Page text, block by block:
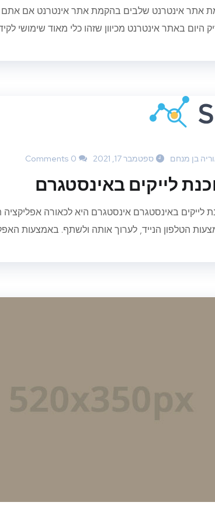
אתר אינטרנט שלבים בהקמת אתר אינטרנט אם אתם
היום באתר אינטרנט מכיוון שזהו כלי מאוד שימושי
בן מנחם ספטמבר 17, 2021 0 Comments
לייקים באינסטגרם
לייקים באינסטגרם אינסטגרם היא לכאורה
הטלפון הנייד, לערוך אותה ולשתף. באמצעות